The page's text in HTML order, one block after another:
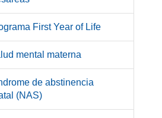
First Year of Life
mental materna
de abstinencia
(NAS)